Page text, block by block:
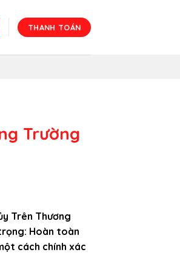
THANH TOÁN
Trường
Trên Thương
Hoàn toàn
cách chính xác